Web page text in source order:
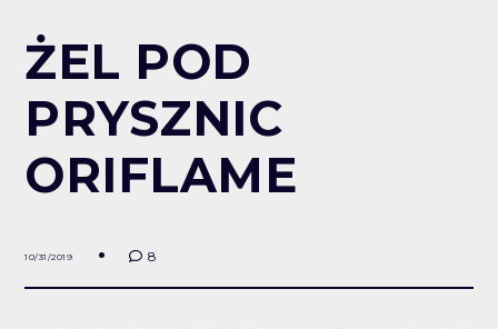
ŻEL POD
PRYSZNIC
ORIFLAME
10/31/2019 8